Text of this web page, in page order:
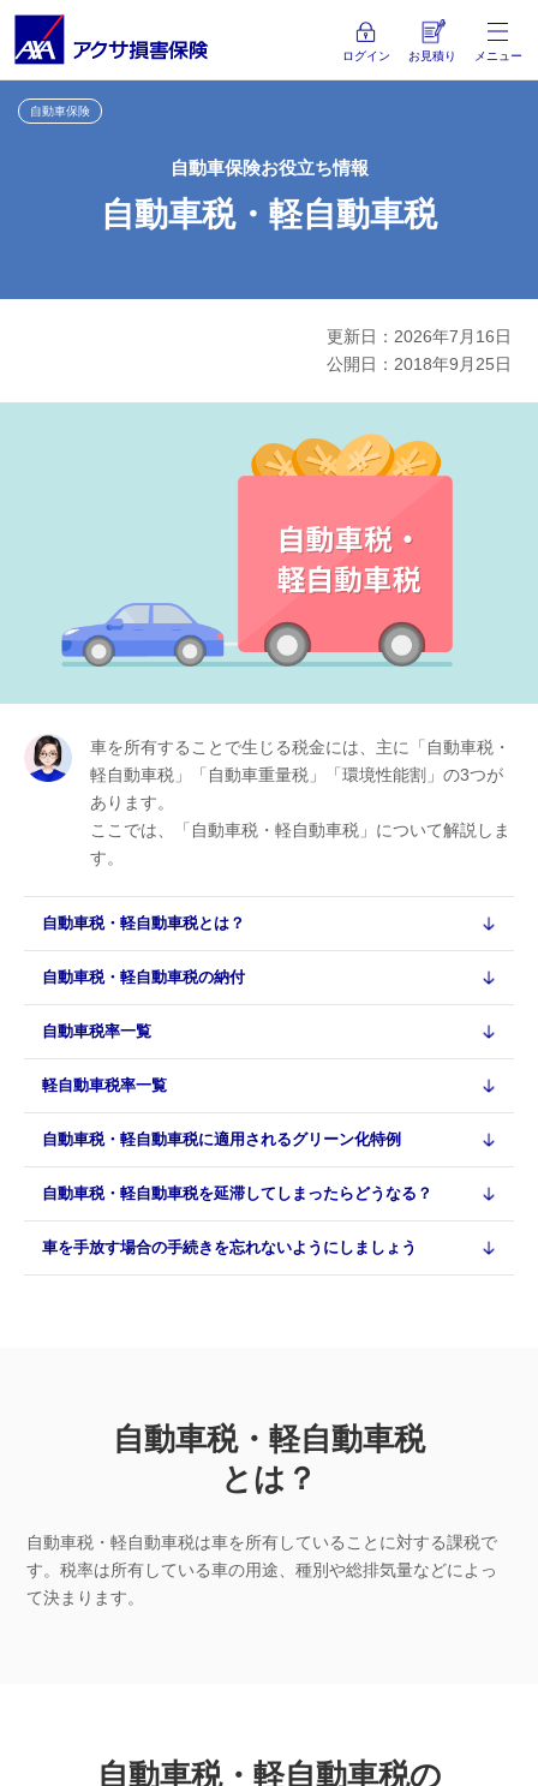
ログイン お見積り メニュー
自動車保険
自動車保険お役立ち情報
自動車税・軽自動車税
更新日：2026年7月16日
公開日：2018年9月25日
車を所有することで生じる税金には、主に「自動車税・
軽自動車税」「自動車重量税」「環境性能割」の3つが
あります。
ここでは、「自動車税・軽自動車税」について解説しま
す。
自動車税・軽自動車税とは？
自動車税・軽自動車税の納付
自動車税率一覧
軽自動車税率一覧
自動車税・軽自動車税に適用されるグリーン化特例
自動車税・軽自動車税を延滞してしまったらどうなる？
車を手放す場合の手続きを忘れないようにしましょう
自動車税・軽自動車税
とは？
自動車税・軽自動車税は車を所有していることに対する課税で
す。税率は所有している車の用途、種別や総排気量などによっ
て決まります。
自動車税・軽自動車税の